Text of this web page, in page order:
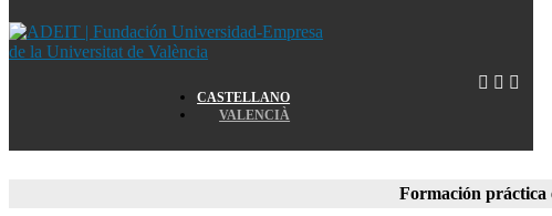
CASTELLANO
VALENCIÀ
Home
Formación práctica